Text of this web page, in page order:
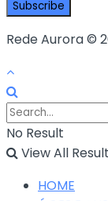
Rede Aurora ©
No Result
View All Result
HOME